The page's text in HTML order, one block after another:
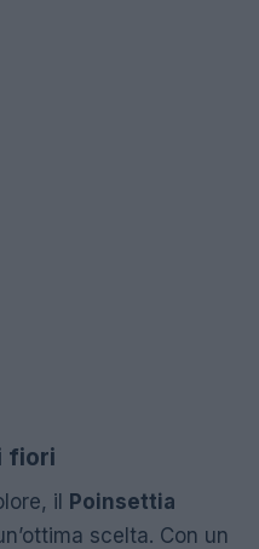
fiori
il
Poinsettia
scelta. Con un